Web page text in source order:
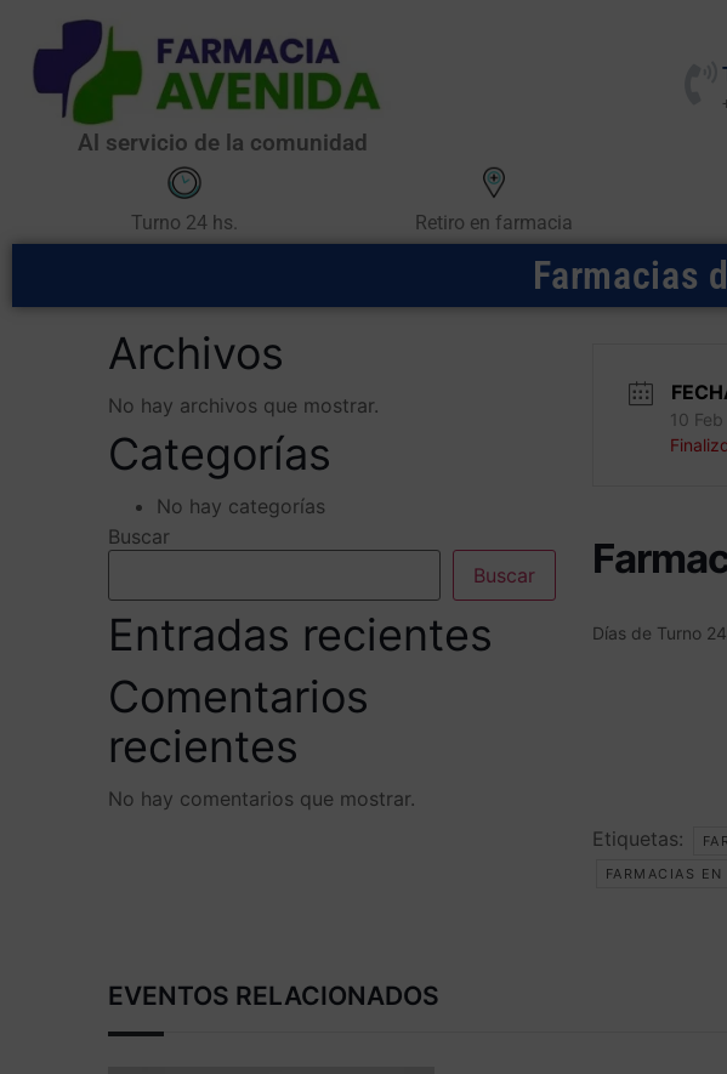
Al servicio de la comunidad
Turno 24 hs. Retiro en farmacia
Farmacias
Archivos
No hay archivos que mostrar.
Categorías
No hay categorías
Buscar
Buscar
Entradas recientes
Comentarios
recientes
No hay comentarios que mostrar.
10
Días de Turno
Etiquetas:
FARMACIAS
EVENTOS RELACIONADOS